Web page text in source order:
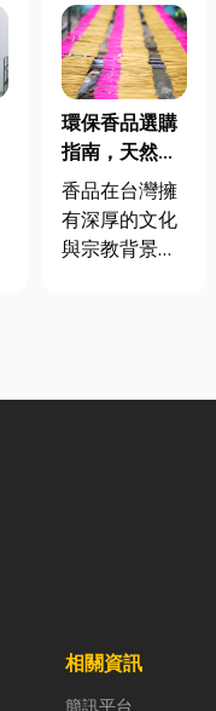
環保香品選購
指南，天然香
材打造純淨香
氣，一次了解
天然低煙香品
香品在台灣擁
有深厚的文化
與宗教背景，
隨著佛教、道
康與環保意識
相關資訊
簡訊平台